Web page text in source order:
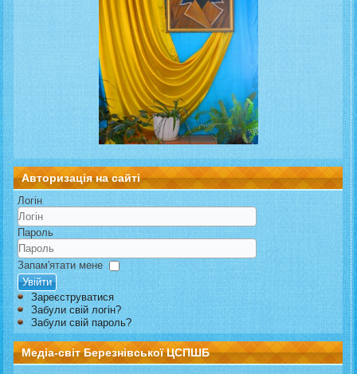
Авторизація на сайті
Логін
Пароль
Запам'ятати мене
Увійти
Зареєструватися
Забули свій логін?
Забули свій пароль?
Медіа-світ Березнівської ЦСПШБ